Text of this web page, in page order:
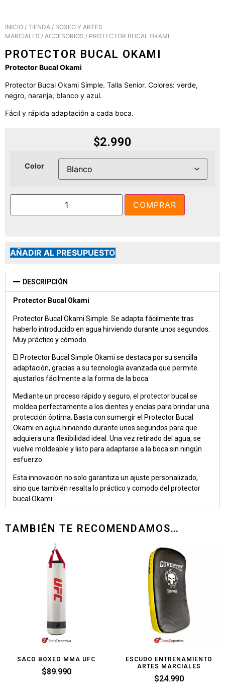
INICIO / TIENDA / BOXEO Y ARTES
MARCIALES / ACCESORIOS / PROTECTOR BUCAL OKAMI
PROTECTOR BUCAL OKAMI
Protector Bucal Okami
Protector Bucal Okami Simple. Talla Senior. Colores: verde,
negro, naranja, blanco y azul.
Fácil y rápida adaptación a cada boca.
$2.990
Color
COMPRAR
AÑADIR AL PRESUPUESTO
DESCRIPCIÓN
Protector Bucal Okami
Protector Bucal Okami Simple. Se adapta fácilmente tras
haberlo introducido en agua hirviendo durante unos segundos.
Muy práctico y cómodo.
El Protector Bucal Simple Okami se destaca por su sencilla
adaptación, gracias a su tecnología avanzada que permite
ajustarlos fácilmente a la forma de la boca.
Mediante un proceso rápido y seguro, el protector bucal se
moldea perfectamente a los dientes y encías para brindar una
protección óptima. Basta con sumergir el Protector Bucal
Okami en agua hirviendo durante unos segundos para que
adquiera una flexibilidad ideal. Una vez retirado del agua, se
vuelve moldeable y listo para adaptarse a la boca sin ningún
esfuerzo.
Esta innovación no solo garantiza un ajuste personalizado,
sino que también resalta lo práctico y comodo del protector
bucal Okami.
TAMBIÉN TE RECOMENDAMOS…
SACO BOXEO MMA UFC
$89.990
ESCUDO ENTRENAMIENTO
ARTES MARCIALES
$24.990